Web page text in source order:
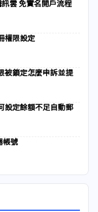
雲 免實名開戶流程
權限設定
被鎖定怎麼申訴並提
設定餘額不足自動郵
帳號